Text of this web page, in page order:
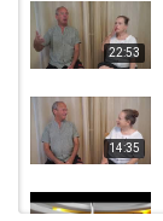
22:53
14:35